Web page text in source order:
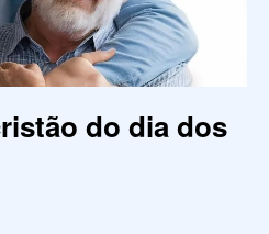
do dia dos